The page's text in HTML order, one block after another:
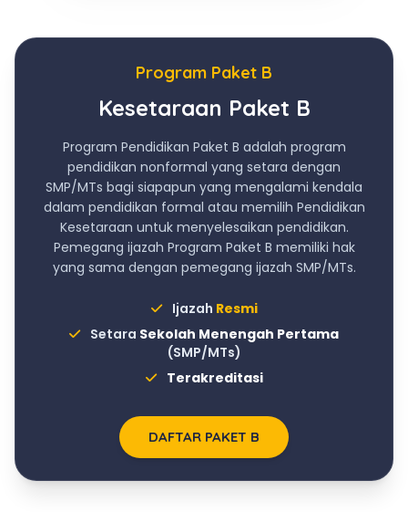
Program Paket B
Kesetaraan Paket B
Program Pendidikan Paket B adalah program
pendidikan nonformal yang setara dengan
SMP/MTs bagi siapapun yang mengalami kendala
dalam pendidikan formal atau memilih Pendidikan
Kesetaraan untuk menyelesaikan pendidikan.
Pemegang ijazah Program Paket B memiliki hak
yang sama dengan pemegang ijazah SMP/MTs.
Ijazah Resmi
Setara Sekolah Menengah Pertama
(SMP/MTs)
Terakreditasi
DAFTAR PAKET B